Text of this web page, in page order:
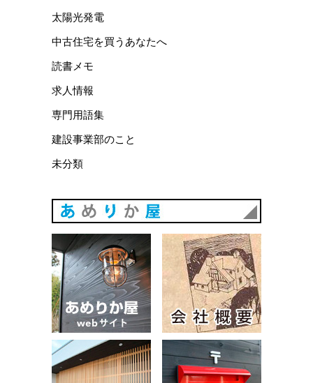
太陽光発電
中古住宅を買うあなたへ
読書メモ
求人情報
専門用語集
建設事業部のこと
未分類
あめりか屋WEBサイト